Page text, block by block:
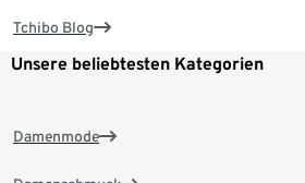
Tchibo Blog
Unsere beliebtesten Kategorien
Damenmode